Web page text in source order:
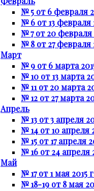
№ 5 от 6 февраля
№ 6 от 13 февраля
№ 7 от 20 февраля
№ 8 от 27 февраля
Март
№ 9 от 6 марта
№ 10 от 13 марта
№ 11 от 20 марта
№ 12 от 27 марта
Апрель
№ 13 от 3 апреля
№ 14 от 10 апреля
№ 15 от 17 апреля
№ 16 от 24 апреля
Май
№ 17 от 1 мая 2015
№ 18-19 от 8 мая